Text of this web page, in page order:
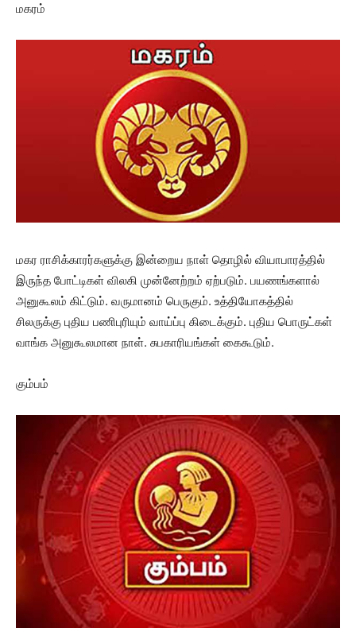
மகரம்
மகர ராசிக்காரர்களுக்கு இன்றைய நாள் தொழில் வியாபாரத்தில்
இருந்த போட்டிகள் விலகி முன்னேற்றம் ஏற்படும். பயணங்களால்
அனுகூலம் கிட்டும். வருமானம் பெருகும். உத்தியோகத்தில்
சிலருக்கு புதிய பணிபுரியும் வாய்ப்பு கிடைக்கும். புதிய பொருட்கள்
வாங்க அனுகூலமான நாள். சுபகாரியங்கள் கைகூடும்.
கும்பம்